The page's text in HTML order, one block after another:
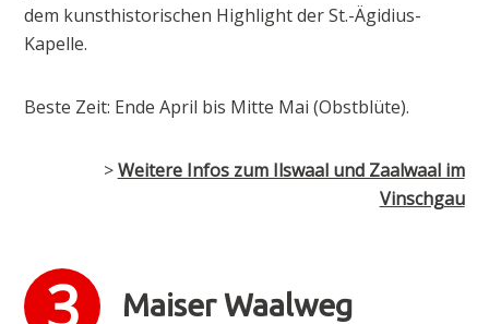
dem kunsthistorischen Highlight der St.-Ägidius-
Kapelle.
Beste Zeit: Ende April bis Mitte Mai (Obstblüte).
>Weitere Infos zum Ilswaal und Zaalwaal im
Vinschgau
Maiser Waalweg